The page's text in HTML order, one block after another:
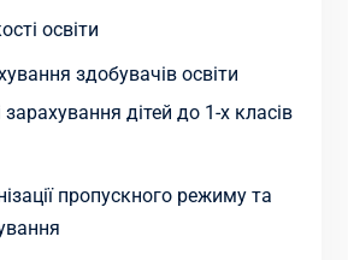
освіти
здобувачів освіти
дітей до 1-х класів
пропускного режиму та